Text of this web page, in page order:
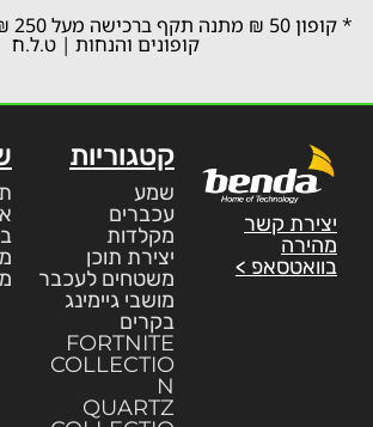
*
קופונים והנחות | ט.ל.ח
יצירת קשר
מהירה
בוואטסאפ >
קטגוריות
שמע
עכברים
מקלדות
יצירת תוכן
משטחים לעכבר
מושבי גיימינג
בקרים
FORTNITE
COLLECTIO
N
QUARTZ